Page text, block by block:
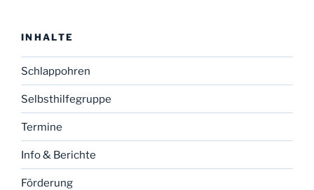
INHALTE
Schlappohren
Selbsthilfegruppe
Termine
Info & Berichte
Förderung